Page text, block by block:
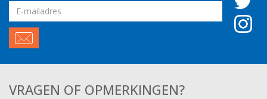
Email
adres
VRAGEN OF OPMERKINGEN?